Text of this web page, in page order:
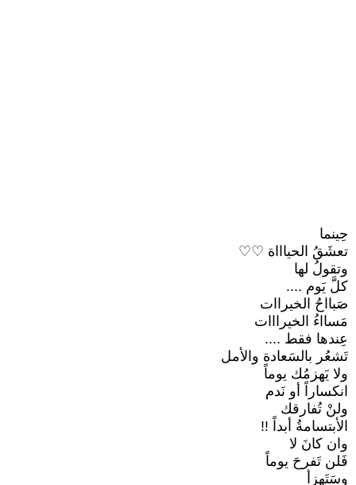
حِينما
تعشَقُ الحياااة ♡♡
وتقولُ لها
كلَّ يَوم ....
صَبااحُ الخيراات
مَسااءُ الخيرااات
عِندها فقط ....
تَشعُر بالسَعادة والأمل
ولا يَهزمُك يوماً
انكساراً أو نَدم
ولنْ تُفارقك
الأبتسامةُ أبداً !!
وان كانَ لا
فَلن تَفرحَ يوماً
وسَتَهزأ